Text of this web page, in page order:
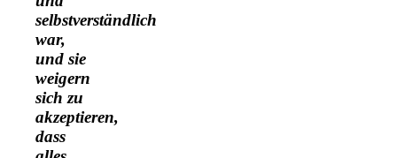
selbstverständlich
war,
und sie
weigern
sich zu
akzeptieren,
dass